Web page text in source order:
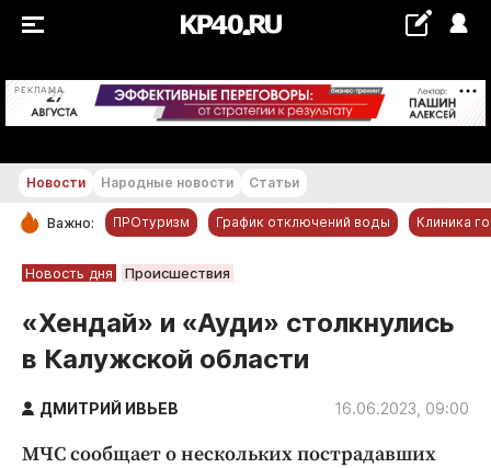
РЕКЛАМА +18...+19 °С
РУБРИКИ
Обнинск
Новости компаний
Статьи
Народные новости
Авто и транспорт
Новости Народные новости Статьи
Важно: ПРОтуризм График отключений воды Клиника
Новость дня Происшествия
«Хендай» и «Ауди» столкнулись
в Калужской области
ДМИТРИЙ ИВЬЕВ 16.06.2023, 09:00
МЧС сообщает о нескольких пострадавших